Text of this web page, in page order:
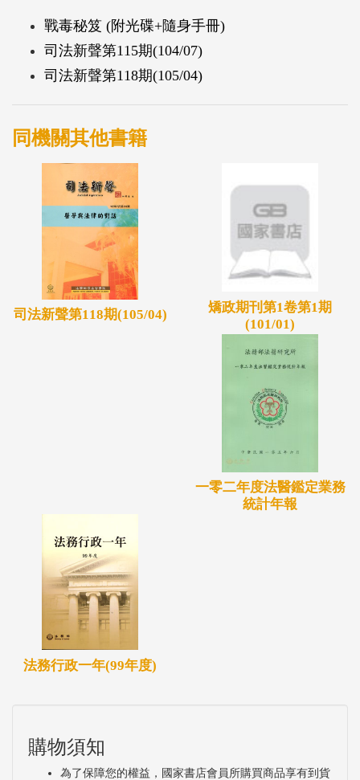
戰毒秘笈 (附光碟+隨身手冊)
司法新聲第115期(104/07)
司法新聲第118期(105/04)
同機關其他書籍
司法新聲第118期(105/04)
矯政期刊第1卷第1期
(101/01)
一零二年度法醫鑑定業務
統計年報
法務行政一年(99年度)
購物須知
為了保障您的權益，國家書店會員所購買商品享有到貨